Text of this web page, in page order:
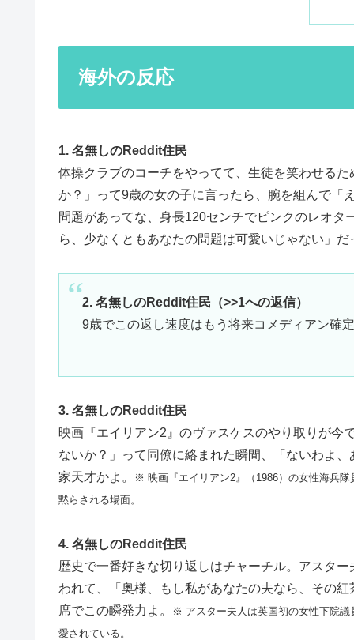
海外の反応
1. 名無しのReddit住民
体操クラブのコーチをやってて、生徒を笑わせる
か？」って9歳の女の子に言ったら、腕を組んで「
問題があってな、身長120センチでピンクのレオ
ら、少なくともあなたの問題は可愛いじゃない」
2. 名無しのReddit住民（>>1への返信）
9歳でこの返し速度はもう将来コメディアン確
3. 名無しのReddit住民
映画『エイリアン2』のヴァスケスのやり取りが今
ないか？」って同僚に絡まれた瞬間、「ないわよ
家天才かよ。
※ 映画『エイリアン2』（1986）の女性海兵
黙らされる場面。
4. 名無しのReddit住民
歴史で一番好きな切り返しはチャーチル。アスタ
われて、「奥様、もし私があなたの夫なら、その
席でこの瞬発力よ。
※ アスター夫人は英国初の女性下院議
愛されている。